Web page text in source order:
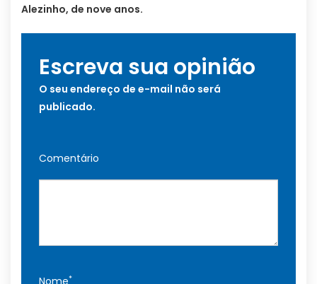
Alezinho, de nove anos.
Escreva sua opinião
O seu endereço de e-mail não será
publicado.
Comentário
*